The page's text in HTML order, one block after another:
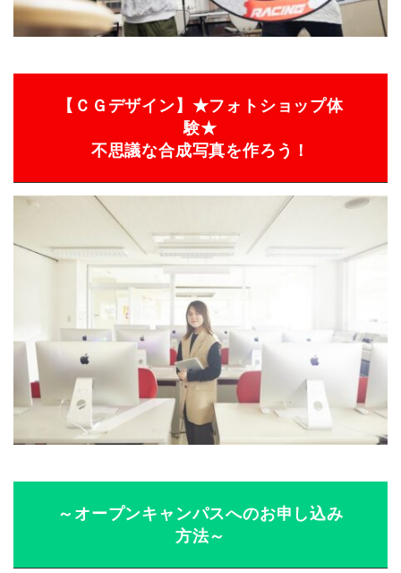
【ＣＧデザイン】★フォトショップ体
験★
不思議な合成写真を作ろう！
～オープンキャンパスへのお申し込み
方法～